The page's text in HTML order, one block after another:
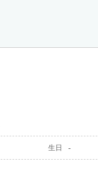
生日 -